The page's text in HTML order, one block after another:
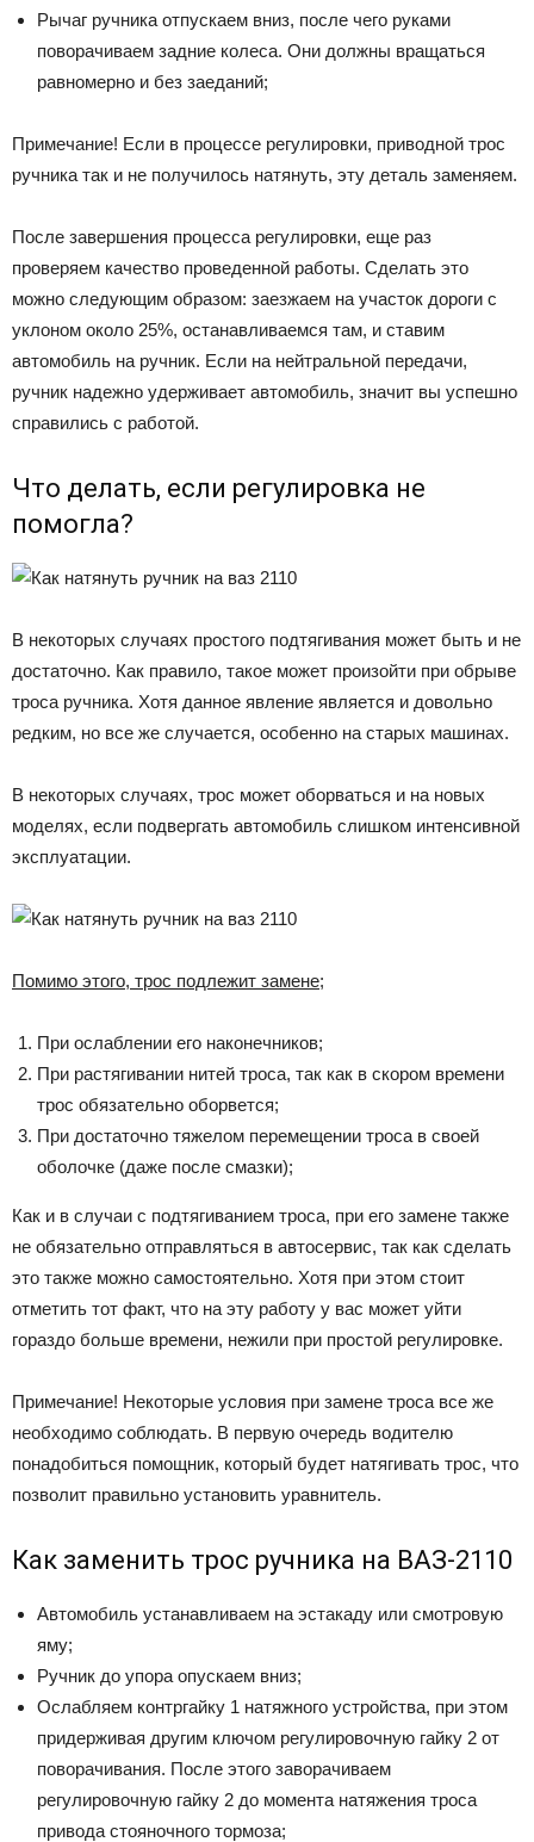
Рычаг ручника отпускаем вниз, после чего руками
поворачиваем задние колеса. Они должны вращаться
равномерно и без заеданий;
Примечание! Если в процессе регулировки, приводной трос
ручника так и не получилось натянуть, эту деталь заменяем.
После завершения процесса регулировки, еще раз
проверяем качество проведенной работы. Сделать это
можно следующим образом: заезжаем на участок дороги с
уклоном около 25%, останавливаемся там, и ставим
автомобиль на ручник. Если на нейтральной передачи,
ручник надежно удерживает автомобиль, значит вы успешно
справились с работой.
Что делать, если регулировка не
помогла?
В некоторых случаях простого подтягивания может быть и не
достаточно. Как правило, такое может произойти при обрыве
троса ручника. Хотя данное явление является и довольно
редким, но все же случается, особенно на старых машинах.
В некоторых случаях, трос может оборваться и на новых
моделях, если подвергать автомобиль слишком интенсивной
эксплуатации.
Помимо этого, трос подлежит замене;
При ослаблении его наконечников;
При растягивании нитей троса, так как в скором времени
трос обязательно оборвется;
При достаточно тяжелом перемещении троса в своей
оболочке (даже после смазки);
Как и в случаи с подтягиванием троса, при его замене также
не обязательно отправляться в автосервис, так как сделать
это также можно самостоятельно. Хотя при этом стоит
отметить тот факт, что на эту работу у вас может уйти
гораздо больше времени, нежили при простой регулировке.
Примечание! Некоторые условия при замене троса все же
необходимо соблюдать. В первую очередь водителю
понадобиться помощник, который будет натягивать трос, что
позволит правильно установить уравнитель.
Как заменить трос ручника на ВАЗ-2110
Автомобиль устанавливаем на эстакаду или смотровую
яму;
Ручник до упора опускаем вниз;
Ослабляем контргайку 1 натяжного устройства, при этом
придерживая другим ключом регулировочную гайку 2 от
поворачивания. После этого заворачиваем
регулировочную гайку 2 до момента натяжения троса
привода стояночного тормоза;